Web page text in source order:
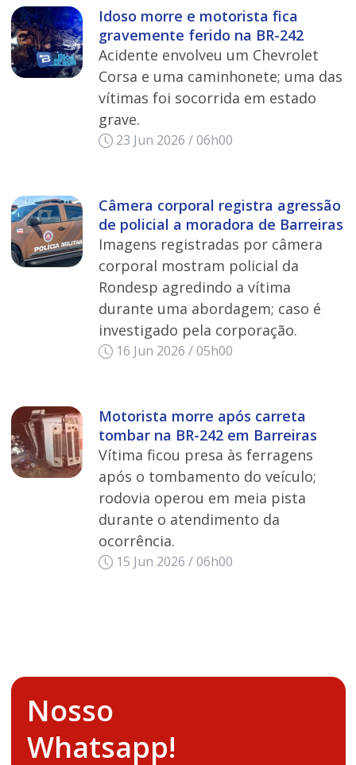
Idoso morre e motorista fica
gravemente ferido na BR-242
Acidente envolveu um Chevrolet
Corsa e uma caminhonete; uma das
vítimas foi socorrida em estado
grave.
23 Jun 2026 / 06h00
Câmera corporal registra agressão
de policial a moradora de Barreiras
Imagens registradas por câmera
corporal mostram policial da
Rondesp agredindo a vítima
durante uma abordagem; caso é
investigado pela corporação.
16 Jun 2026 / 05h00
Motorista morre após carreta
tombar na BR-242 em Barreiras
Vítima ficou presa às ferragens
após o tombamento do veículo;
rodovia operou em meia pista
durante o atendimento da
ocorrência.
15 Jun 2026 / 06h00
Nosso
Whatsapp!